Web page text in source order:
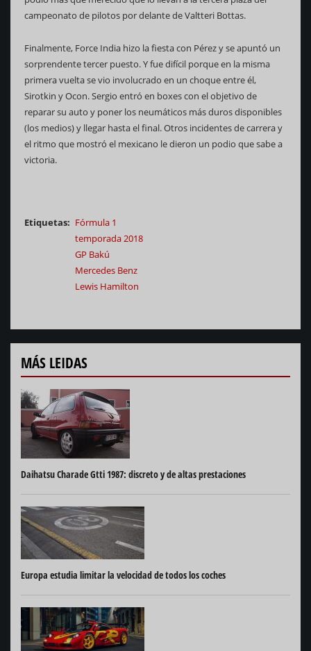
campeonato de pilotos por delante de Valtteri Bottas.
Finalmente, Force India hizo la fiesta con Pérez y se apuntó un
sorprendente tercer puesto. Y fue difícil porque en la misma
primera vuelta se vio involucrado en un choque entre él,
Sirotkin y Ocon. Sergio entró en boxes con el objetivo de
reparar su auto y poner los neumáticos más duros disponibles
(los medios) y llegar hasta el final. Otros incidentes de carrera y
el ritmo que mostró el mexicano le dieron un podio que sabe a
victoria.
Etiquetas
Fórmula 1
temporada 2018
GP Bakú
Mercedes Benz
Lewis Hamilton
MÁS LEIDAS
Daihatsu Charade Gtti 1987: discreto y de altas prestaciones
Europa estudia limitar la velocidad de todos los coches